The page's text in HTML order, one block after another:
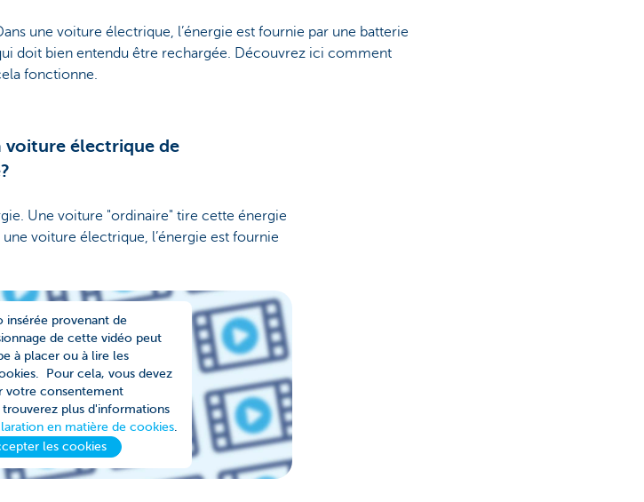
une voiture électrique, l’énergie est fournie par une batterie
doit bien entendu être rechargée. Découvrez ici comment
fonctionne.
voiture électrique de
Une voiture "ordinaire" tire cette énergie
une voiture électrique, l’énergie est fournie
insérée provenant de
de cette vidéo peut
à placer ou à lire les
Pour cela, vous devez
votre consentement
plus d'informations
en matière de cookies.
les cookies